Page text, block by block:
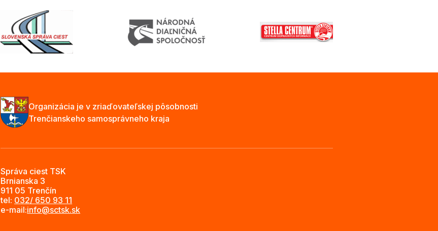
Organizácia je v zriaďovateľskej pôsobnosti
Trenčianskeho samosprávneho kraja
Správa ciest TSK
Brnianska 3
911 05 Trenčín
tel: 032/ 650 93 11
e-mail:info@sctsk.sk